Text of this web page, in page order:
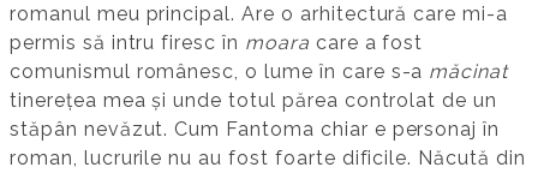
romanul meu principal. Are o arhitectură care mi-a
permis să intru firesc în moara care a fost
comunismul românesc, o lume în care s-a măcinat
tinerețea mea și unde totul părea controlat de un
stăpân nevăzut. Cum Fantoma chiar e personaj în
roman, lucrurile nu au fost foarte dificile. Năcută din